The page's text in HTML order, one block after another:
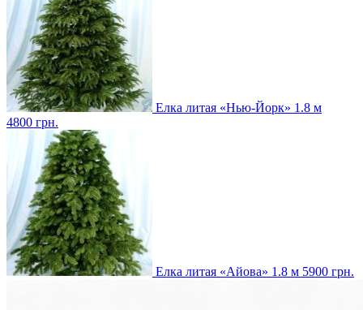
Елка литая «Нью-Йорк» 1.8 м
4800 грн.
Елка литая «Айова» 1.8 м 5900 грн.